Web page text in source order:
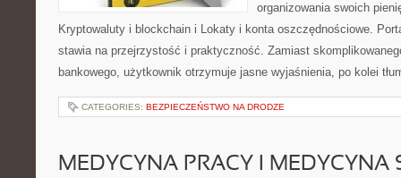
organizowania swoich
Kryptowaluty i blockchain i Lokaty i konta oszczędnościowe.
stawia na przejrzystość i praktyczność. Zamiast
bankowego, użytkownik otrzymuje jasne wyjaśnienia, po kolei
CATEGORIES: BEZPIECZEŃSTWO NA DRODZE
MEDYCYNA PRACY I MEDYCYNA